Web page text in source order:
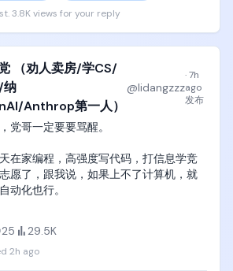
过一个定律，
那么这件事的震惊程度应该不亚于GPT-
发布，红杉的各位合伙人们应该带着10
上门磕头求着这个团队赶紧融资，
世界所有新闻头条应该全是他们的身
上门求着他们交付一台完美运行量子
机，直接预付1亿美元，5年内随时交付
开始稳定交付量子shor算法计算机，他
3.8K views for your reply
（劝人卖房/学CS/
Anthrop第一人）
@lidangzzz
·7h
ago
发布
党哥一定要要骂醒。
在家编程，高强度写代码，打信息学竞
愿了，跟我说，如果上不了计算机，就
动化也行。
电子和自动化背景的宝宝，一定要纠正
25 29.5K
2h ago